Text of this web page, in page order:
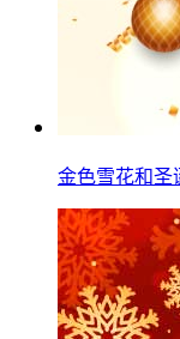
金色雪花和圣